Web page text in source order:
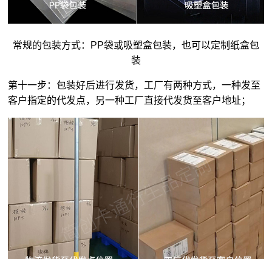
常规的包装方式：PP袋或吸塑盒包装，也可以定制纸盒包
装
第十一步：包装好后进行发货，工厂有两种方式，一种发至
客户指定的代发点，另一种工厂直接代发货至客户地址；